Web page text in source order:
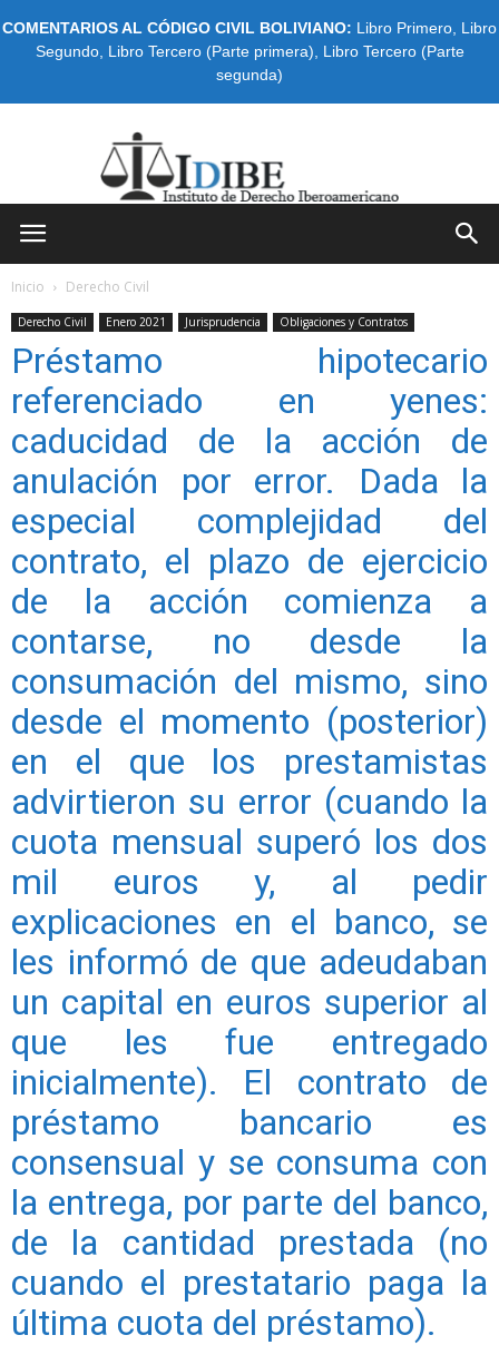
COMENTARIOS AL CÓDIGO CIVIL BOLIVIANO: Libro Primero Libro
Segundo, Libro Tercero (Parte primera)
Libro Tercero (Parte
segunda)
Inicio Derecho Civil
Derecho Civil Enero 2021 Jurisprudencia Obligaciones y Contratos
Préstamo hipotecario
referenciado en yenes:
caducidad de la acción de
anulación por error. Dada la
especial complejidad del
contrato, el plazo de ejercicio
de la acción comienza a
contarse, no desde la
consumación del mismo, sino
desde el momento (posterior)
en el que los prestamistas
advirtieron su error (cuando la
cuota mensual superó los dos
mil euros y, al pedir
explicaciones en el banco, se
les informó de que adeudaban
un capital en euros superior al
que les fue entregado
inicialmente). El contrato de
préstamo bancario es
consensual y se consuma con
la entrega, por parte del banco,
de la cantidad prestada (no
cuando el prestatario paga la
última cuota del préstamo).